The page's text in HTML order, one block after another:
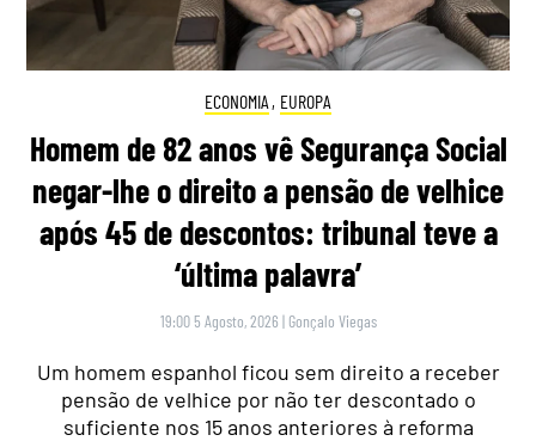
ECONOMIA , EUROPA
Homem de 82 anos vê Segurança Social
negar-lhe o direito a pensão de velhice
após 45 de descontos: tribunal teve a
‘última palavra’
19:00 5 Agosto, 2026 | Gonçalo Viegas
Um homem espanhol ficou sem direito a receber
pensão de velhice por não ter descontado o
suficiente nos 15 anos anteriores à reforma